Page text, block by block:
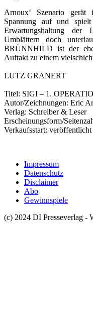
Arnoux‘ Szenario gerät
Spannung auf und
Erwartungshaltung der
Umblättern doch
BRÜNNHILD ist der
Auftakt zu einem
LUTZ GRANERT
Titel: SIGI – 1.
Autor/Zeichnungen: Eric
Verlag: Schreiber & Leser
Erscheinungsform/
Verkaufsstart: veröffentlicht
Impressum
Datenschutz
Disclaimer
Abo
Gewinnspiele
(c) 2024 DI Presseverlag -